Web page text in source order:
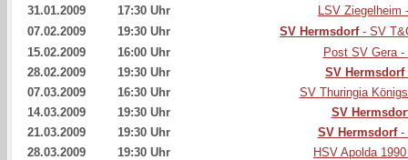
31.01.2009
17:30 Uhr
LSV Ziegelheim
07.02.2009
19:30 Uhr SV Hermsdorf- SV
15.02.2009
16:00 Uhr Post SV Gera -
28.02.2009
19:30 Uhr
SV Hermsdorf
07.03.2009
16:30 Uhr
SV Thuringia
14.03.2009
19:30 Uhr
SV
21.03.2009
19:30 Uhr SV Hermsdorf -
28.03.2009
19:30 Uhr
HSV Apolda